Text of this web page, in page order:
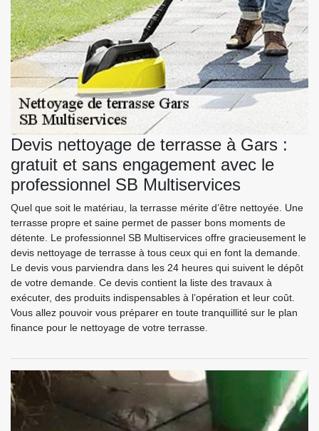
Devis nettoyage de terrasse à Gars :
gratuit et sans engagement avec le
professionnel SB Multiservices
Quel que soit le matériau, la terrasse mérite d’être nettoyée. Une
terrasse propre et saine permet de passer bons moments de
détente. Le professionnel SB Multiservices offre gracieusement le
devis nettoyage de terrasse à tous ceux qui en font la demande.
Le devis vous parviendra dans les 24 heures qui suivent le dépôt
de votre demande. Ce devis contient la liste des travaux à
exécuter, des produits indispensables à l’opération et leur coût.
Vous allez pouvoir vous préparer en toute tranquillité sur le plan
finance pour le nettoyage de votre terrasse.